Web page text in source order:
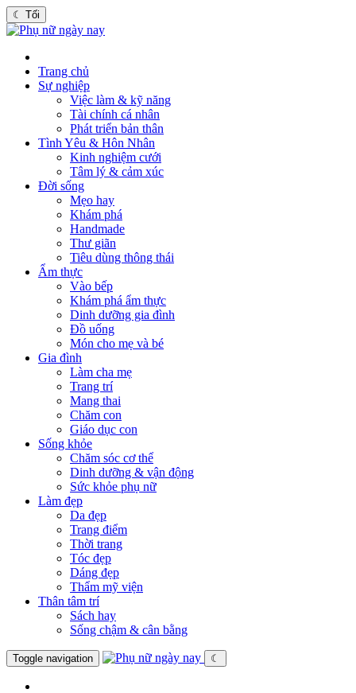
☾ Tối
Trang chủ
Sự nghiệp
Việc làm & kỹ năng
Tài chính cá nhân
Phát triển bản thân
Tình Yêu & Hôn Nhân
Kinh nghiệm cưới
Tâm lý & cảm xúc
Đời sống
Mẹo hay
Khám phá
Handmade
Thư giãn
Tiêu dùng thông thái
Ẩm thực
Vào bếp
Khám phá ẩm thực
Dinh dưỡng gia đình
Đồ uống
Món cho mẹ và bé
Gia đình
Làm cha mẹ
Trang trí
Mang thai
Chăm con
Giáo dục con
Sống khỏe
Chăm sóc cơ thể
Dinh dưỡng & vận động
Sức khỏe phụ nữ
Làm đẹp
Da đẹp
Trang điểm
Thời trang
Tóc đẹp
Dáng đẹp
Thẩm mỹ viện
Thân tâm trí
Sách hay
Sống chậm & cân bằng
Toggle navigation ☾